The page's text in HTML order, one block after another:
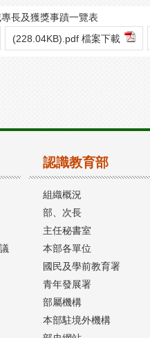
長及獲獎事蹟一覽表
(228.04KB).pdf 檔案下載
認識教育部
組織概況
部、次長
主任秘書室
本部各單位
國民及學前教育署
青年發展署
部屬機構
本部駐境外機構